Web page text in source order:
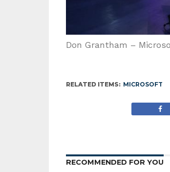
Don Grantham –
RELATED ITEMS: MICROSOFT
RECOMMENDED FOR YOU